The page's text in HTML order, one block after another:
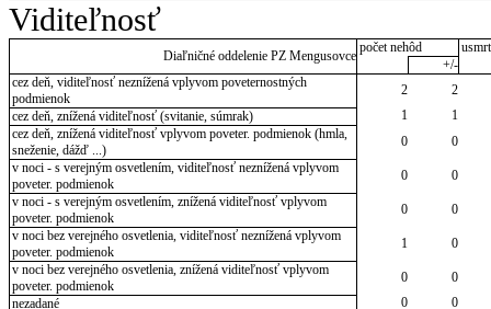
Viditeľnosť
Diaľničné oddelenie PZ Mengusovce
počet nehôd
+/-
cez deň, viditeľnosť neznížená vplyvom poveternostných
podmienok
2
2
cez deň, znížená viditeľnosť (svitanie, súmrak)
1
1
cez deň, znížená viditeľnosť vplyvom poveter. podmienok (hmla,
sneženie, dážď ...)
0
0
v noci - s verejným osvetlením, viditeľnosť neznížená vplyvom
poveter. podmienok
0
0
v noci - s verejným osvetlením, znížená viditeľnosť vplyvom
poveter. podmienok
0
0
v noci bez verejného osvetlenia, viditeľnosť neznížená vplyvom
poveter. podmienok
1
0
v noci bez verejného osvetlenia, znížená viditeľnosť vplyvom
poveter. podmienok
0
0
nezadané
0 0